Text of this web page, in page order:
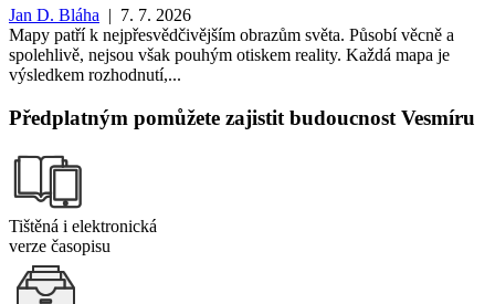
Jan D. Bláha | 7. 7. 2026
Mapy patří k nejpřesvědčivějším obrazům světa. Působí věcně a
spolehlivě, nejsou však pouhým otiskem reality. Každá mapa je
výsledkem rozhodnutí,...
Předplatným pomůžete zajistit budoucnost Vesmíru
Tištěná i elektronická
verze časopisu